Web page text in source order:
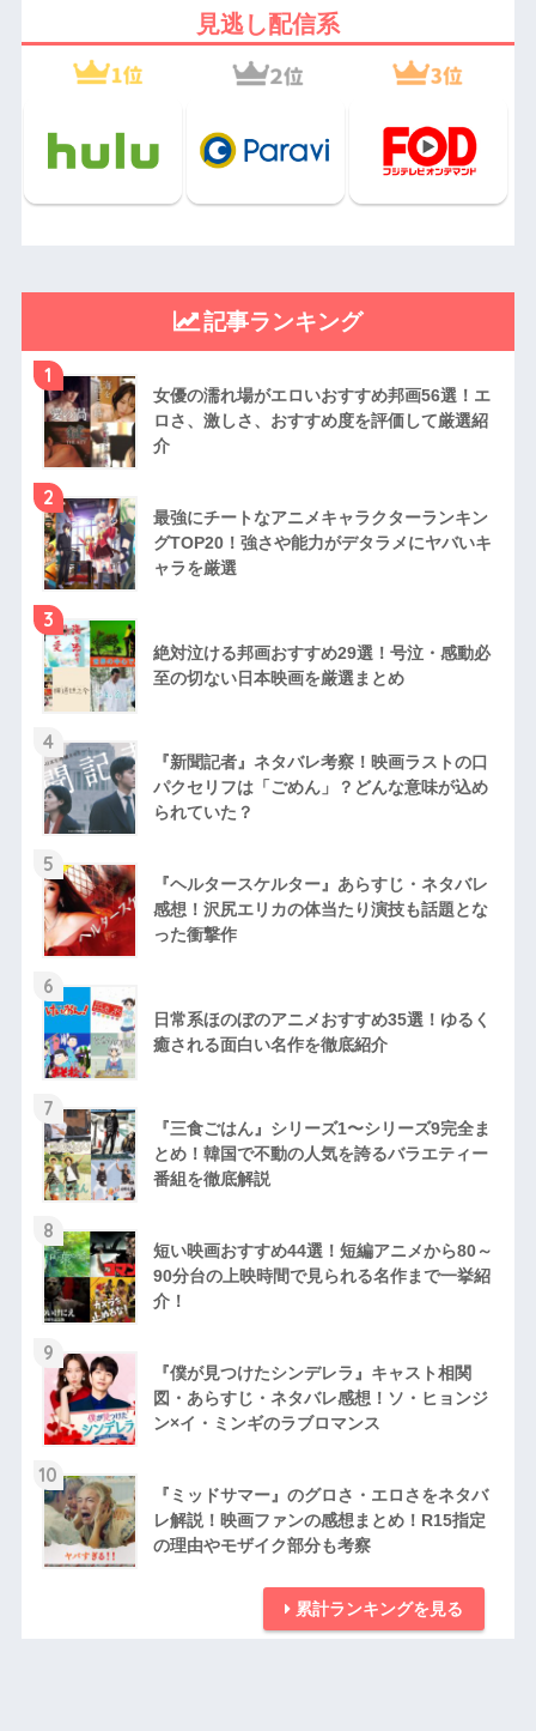
見逃し配信系
記事ランキング
1
女優の濡れ場がエロいおすすめ邦画56選！エ
ロさ、激しさ、おすすめ度を評価して厳選紹
介
2
最強にチートなアニメキャラクターランキン
グTOP20！強さや能力がデタラメにヤバいキ
ャラを厳選
3
絶対泣ける邦画おすすめ29選！号泣・感動必
至の切ない日本映画を厳選まとめ
4
『新聞記者』ネタバレ考察！映画ラストの口
パクセリフは「ごめん」？どんな意味が込め
られていた？
5
『ヘルタースケルター』あらすじ・ネタバレ
感想！沢尻エリカの体当たり演技も話題とな
った衝撃作
6
日常系ほのぼのアニメおすすめ35選！ゆるく
癒される面白い名作を徹底紹介
7
『三食ごはん』シリーズ1〜シリーズ9完全ま
とめ！韓国で不動の人気を誇るバラエティー
番組を徹底解説
8
短い映画おすすめ44選！短編アニメから80～
90分台の上映時間で見られる名作まで一挙紹
介！
9
『僕が見つけたシンデレラ』キャスト相関
図・あらすじ・ネタバレ感想！ソ・ヒョンジ
ン×イ・ミンギのラブロマンス
10
『ミッドサマー』のグロさ・エロさをネタバ
レ解説！映画ファンの感想まとめ！R15指定
の理由やモザイク部分も考察
累計ランキングを見る